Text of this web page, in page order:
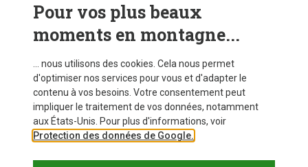
Sacoche de vélo Back-Roller Cyber
Ortlieb
119,95 €
20L
Pour vos plus beaux
moments en montagne...
... nous utilisons des cookies. Cela nous permet
d'optimiser nos services pour vous et d'adapter le
contenu à vos besoins. Votre consentement peut
impliquer le traitement de vos données, notamment
aux États-Unis. Pour plus d'informations, voir
Protection des données de Google.